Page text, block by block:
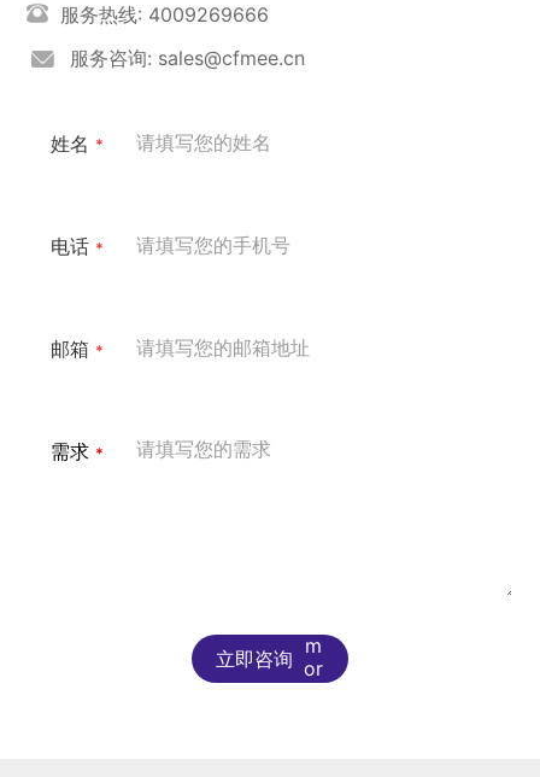
服务热线: 4009269666
服务咨询: sales@cfmee.cn
姓名
电话
邮箱
需求
立即咨询